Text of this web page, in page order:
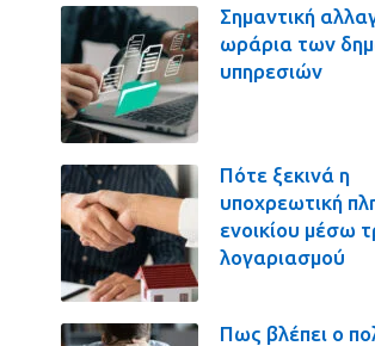
Σημαντική
ωράρια των
υπηρεσιών
Πότε ξεκινά η
υποχρεωτική
ενοικίου μέσω
λογαριασμού
Πως βλέπει ο